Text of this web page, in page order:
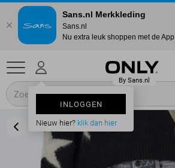
INLOGGEN
Nieuw hier? klik dan hier
Sans.nl Merkkleding
Sans.nl
Nu extra leuk shoppen met de App.